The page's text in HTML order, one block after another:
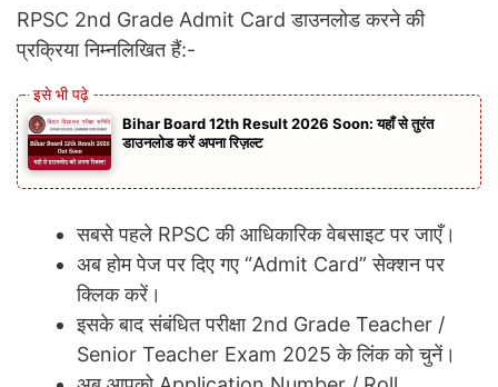
RPSC 2nd Grade Admit Card डाउनलोड करने की
प्रक्रिया निम्नलिखित हैं:-
Bihar Board 12th Result 2026 Soon: यहाँ से तुरंत
डाउनलोड करें अपना रिज़ल्ट
सबसे पहले RPSC की आधिकारिक वेबसाइट पर जाएँ।
अब होम पेज पर दिए गए “Admit Card” सेक्शन पर
क्लिक करें।
इसके बाद संबंधित परीक्षा 2nd Grade Teacher /
Senior Teacher Exam 2025 के लिंक को चुनें।